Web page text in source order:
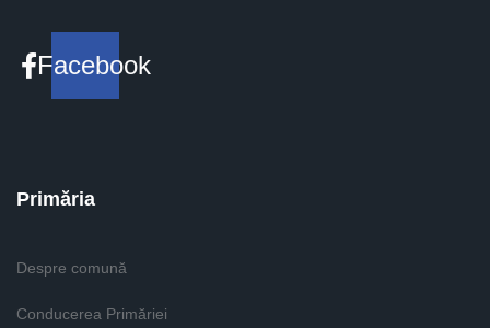
Facebook
Primăria
Despre comună
Conducerea Primăriei